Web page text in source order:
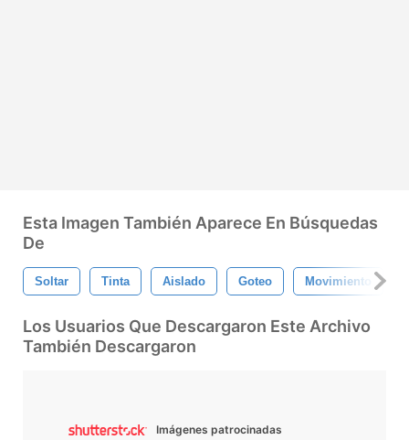
Esta Imagen También Aparece En Búsquedas
De
Soltar Tinta Aislado Goteo Movimiento
Los Usuarios Que Descargaron Este Archivo
También Descargaron
Imágenes patrocinadas